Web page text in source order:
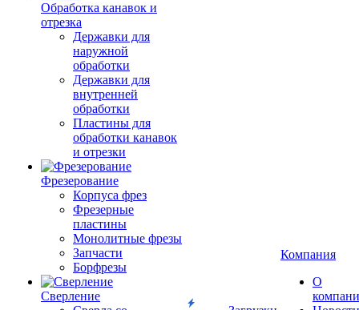
Обработка канавок и
отрезка
Державки для
наружной
обработки
Державки для
внутренней
обработки
Пластины для
обработки канавок
и отрезки
Фрезерование
Корпуса фрез
Фрезерные
пластины
Монолитные фрезы
Запчасти
Борфрезы
Сверление
Компания
О